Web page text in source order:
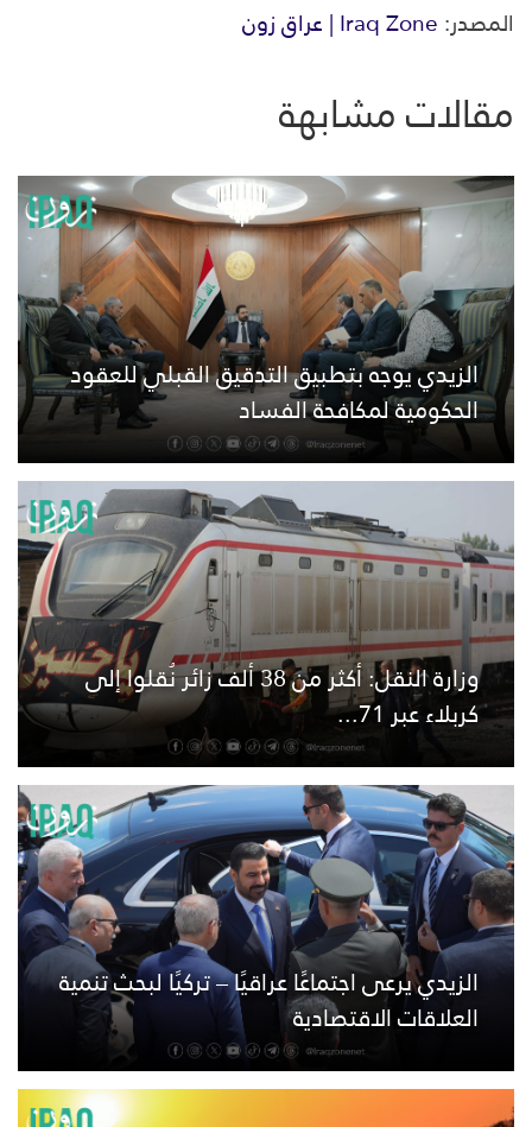
المصدر:Iraq Zone | عراق زون
مقالات مشابهة
الزيدي يوجه بتطبيق التدقيق القبلي للعقود
الحكومية لمكافحة الفساد
وزارة النقل: أكثر من 38 ألف زائر نُقلوا إلى
كربلاء عبر 71...
الزيدي يرعى اجتماعًا عراقيًا – تركيًا لبحث تنمية
العلاقات الاقتصادية